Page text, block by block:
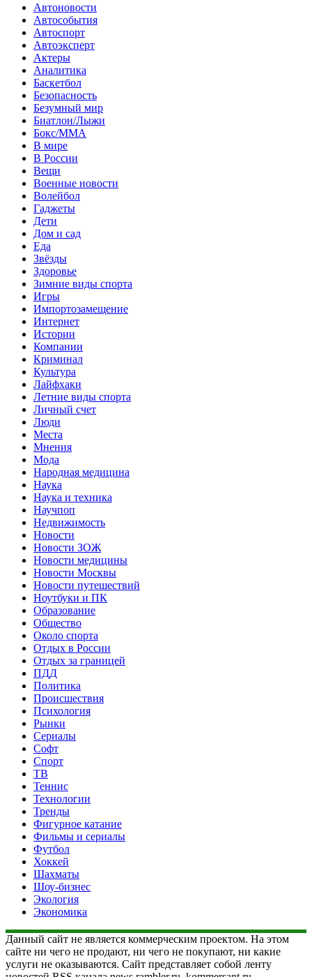
Автоновости
Автособытия
Автоспорт
Автоэксперт
Актеры
Аналитика
Баскетбол
Безопасность
Безумный мир
Биатлон/Лыжи
Бокс/MMA
В мире
В России
Вещи
Военные новости
Волейбол
Гаджеты
Дети
Дом и сад
Еда
Звёзды
Здоровье
Зимние виды спорта
Игры
Импортозамещение
Интернет
Истории
Компании
Криминал
Культура
Лайфхаки
Летние виды спорта
Личный счет
Люди
Места
Мнения
Мода
Народная медицина
Наука
Наука и техника
Научпоп
Недвижимость
Новости
Новости ЗОЖ
Новости медицины
Новости Москвы
Новости путешествий
Ноутбуки и ПК
Образование
Общество
Около спорта
Отдых в России
Отдых за границей
ПДД
Политика
Происшествия
Психология
Рынки
Сериалы
Софт
Спорт
ТВ
Теннис
Технологии
Тренды
Фигурное катание
Фильмы и сериалы
Футбол
Хоккей
Шахматы
Шоу-бизнес
Экология
Экономика
Данный сайт не является коммерческим проектом. На этом
сайте ни чего не продают, ни чего не покупают, ни какие
услуги не оказываются. Сайт представляет собой ленту